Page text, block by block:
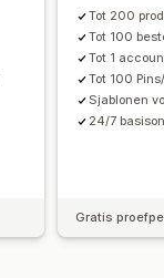
Tot 200
Tot 100
Tot 1
Tot 100
Sjablonen
24/7
Gratis